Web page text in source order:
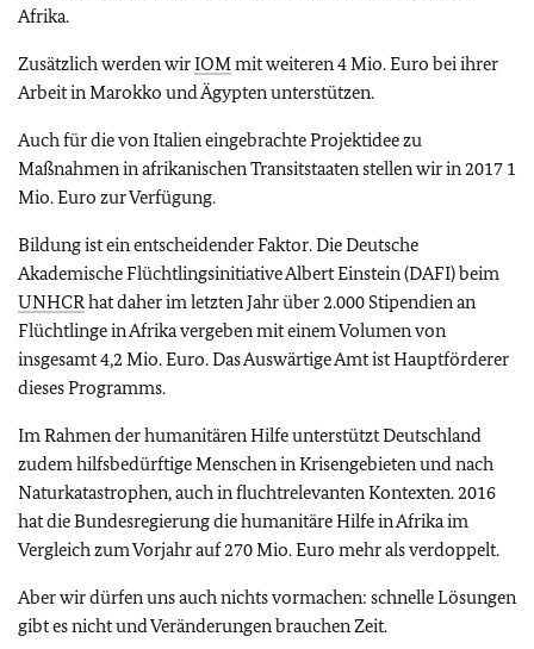
Afrika.
Zusätzlich werden wirIOMmit weiteren 4 Mio. Euro bei ihrer
Arbeit in Marokko und Ägypten unterstützen.
Auch für die von Italien eingebrachte Projektidee zu
Maßnahmen in afrikanischen Transitstaaten stellen wir in 2017 1
Mio. Euro zur Verfügung.
Bildung ist ein entscheidender Faktor. Die Deutsche
Akademische Flüchtlingsinitiative Albert Einstein (DAFI) beim
UNHCRhat daher im letzten Jahr über 2.000 Stipendien an
Flüchtlinge in Afrika vergeben mit einem Volumen von
insgesamt 4,2 Mio. Euro. Das Auswärtige Amt ist Hauptförderer
dieses Programms.
Im Rahmen der humanitären Hilfe unterstützt Deutschland
zudem hilfsbedürftige Menschen in Krisengebieten und nach
Naturkatastrophen, auch in fluchtrelevanten Kontexten. 2016
hat die Bundesregierung die humanitäre Hilfe in Afrika im
Vergleich zum Vorjahr auf 270 Mio. Euro mehr als verdoppelt.
Aber wir dürfen uns auch nichts vormachen: schnelle Lösungen
gibt es nicht und Veränderungen brauchen Zeit.